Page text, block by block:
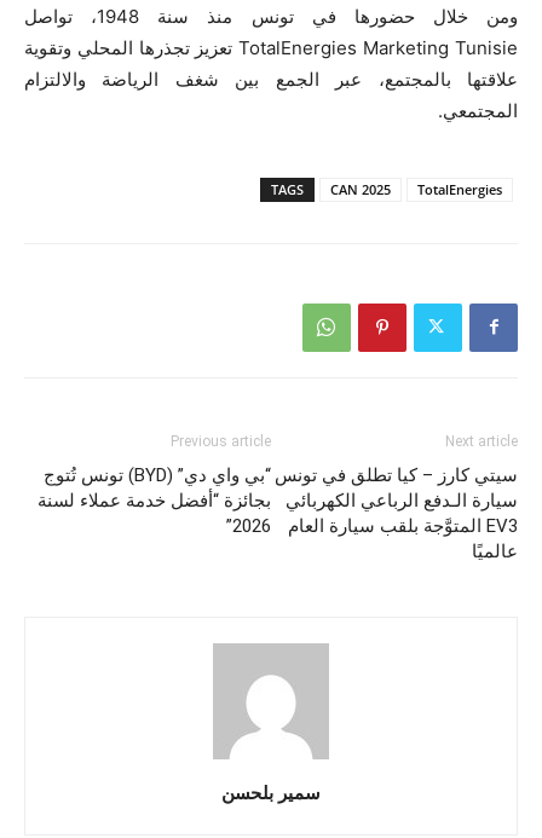
ومن خلال حضورها في تونس منذ سنة 1948، تواصل
TotalEnergies Marketing Tunisie تعزيز تجذرها المحلي وتقوية
علاقتها بالمجتمع، عبر الجمع بين شغف الرياضة والالتزام
المجتمعي.
TAGS CAN 2025 TotalEnergies
Previous article
“بي واي دي” (BYD) تونس تُتوج
بجائزة “أفضل خدمة عملاء لسنة
2026”
Next article
سيتي كارز – كيا تطلق في تونس
سيارة الـدفع الرباعي الكهربائي
EV3 المتوَّجة بلقب سيارة العام
عالميًا
سمير بلحسن